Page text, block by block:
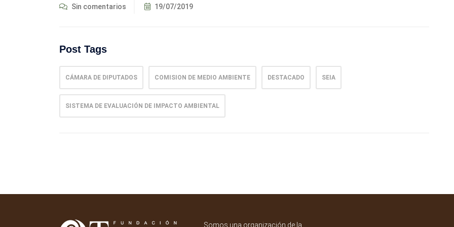
Sin comentarios 19/07/2019
Post Tags
CÁMARA DE DIPUTADOS COMISION DE MEDIO AMBIENTE DESTACADO SEIA
SISTEMA DE EVALUACIÓN DE IMPACTO AMBIENTAL
Somos una organización de la